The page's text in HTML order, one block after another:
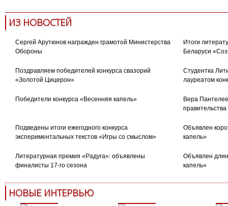
ИЗ НОВОСТЕЙ
Сергей Арутюнов награжден грамотой Министерства
Обороны
Итоги
Беларуси
Поздравляем победителей конкурса свазорий
«Золотой Цицерон»
Студентка
лауреатом
Победители конкурса «Весенняя капель»
Вера
Подведены итоги ежегодного конкурса
экспериментальных текстов «Игры со смыслом»
Объявлен
капель»
Литературная премия «Радуга»: объявлены
финалисты 17-го сезона
Объявлен
капель»
НОВЫЕ ИНТЕРВЬЮ